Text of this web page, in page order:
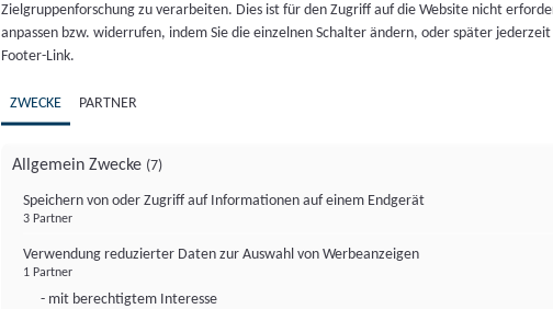
Zielgruppenforschung zu verarbeiten. Dies ist für den Zugriff auf die Website nicht
anpassen bzw. widerrufen, indem Sie die einzelnen Schalter ändern, oder später
Footer-Link.
ZWECKE PARTNER
Allgemein Zwecke (7)
Speichern von oder Zugriff auf Informationen auf einem Endgerät
3 Partner
Verwendung reduzierter Daten zur Auswahl von Werbeanzeigen
1 Partner
- mit berechtigtem Interesse